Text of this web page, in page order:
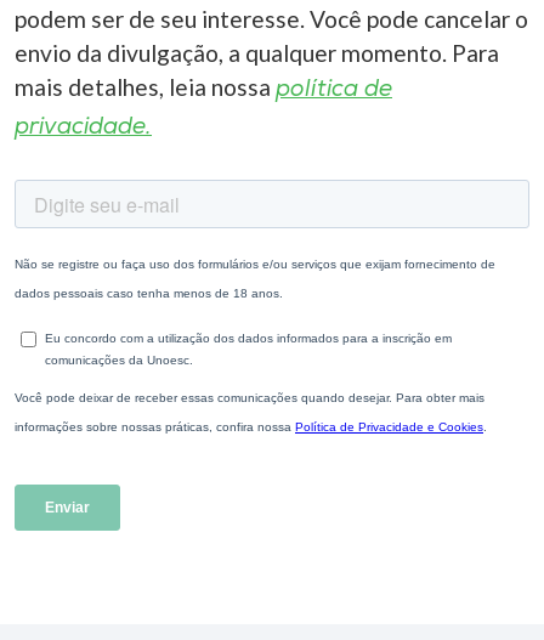
podem ser de seu interesse. Você pode cancelar o
envio da divulgação, a qualquer momento. Para
mais detalhes, leia nossa política de
privacidade.